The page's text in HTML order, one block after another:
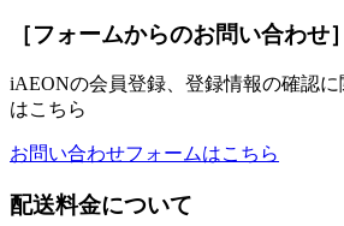
［フォームからのお問い合わせ］
iAEONの会員登録、登録情報の確認
はこちら
お問い合わせフォームはこちら
配送料金について